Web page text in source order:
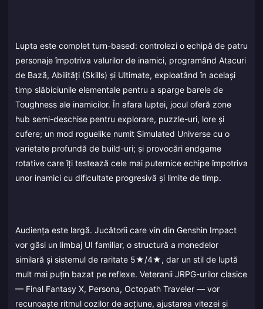
Lupta este complet turn-based: controlezi o echipă de patru
personaje împotriva valurilor de inamici, programând Atacuri
de Bază, Abilități (Skills) și Ultimate, exploatând în același
timp slăbiciunile elementale pentru a sparge barele de
Toughness ale inamicilor. În afara luptei, jocul oferă zone
hub semi-deschise pentru explorare, puzzle-uri, lore și
cufere; un mod roguelike numit Simulated Universe cu o
varietate profundă de build-uri; și provocări endgame
rotative care îți testează cele mai puternice echipe împotriva
unor inamici cu dificultate progresivă și limite de timp.
Audiența este largă. Jucătorii care vin din Genshin Impact
vor găsi un limbaj UI familiar, o structură a monedelor
similară și sistemul de raritate 5★/4★, dar un stil de luptă
mult mai puțin bazat pe reflexe. Veteranii JRPG-urilor clasice
— Final Fantasy X, Persona, Octopath Traveler — vor
recunoaște ritmul cozilor de acțiune, ajustarea vitezei și